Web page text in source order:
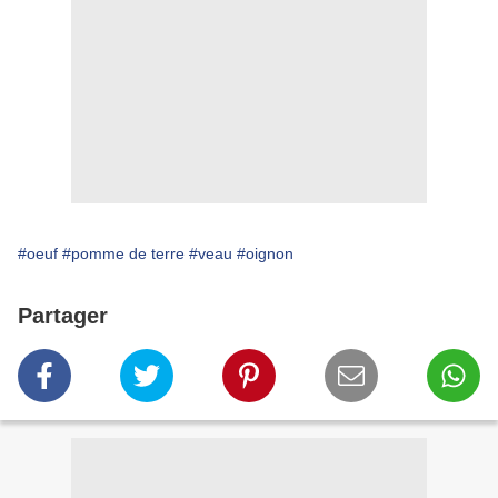
#oeuf #pomme de terre #veau #oignon
Partager